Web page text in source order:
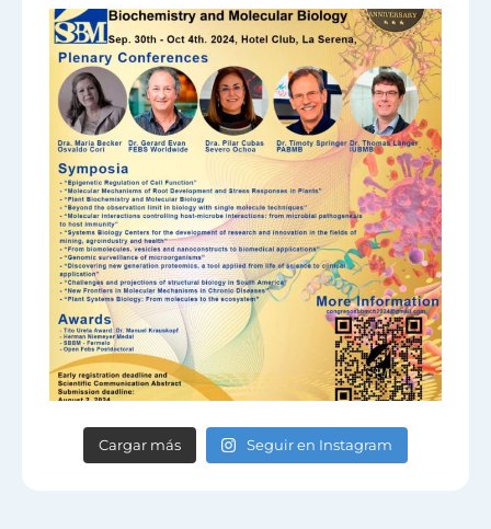
Cargar más Seguir en Instagram